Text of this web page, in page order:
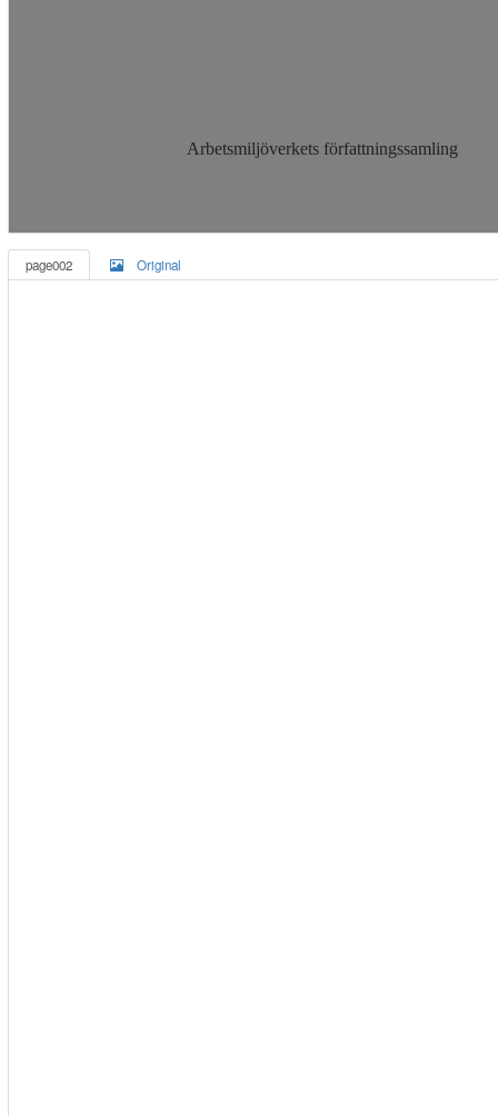
Arbetsmiljöverkets författningssamling
page002 Original